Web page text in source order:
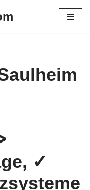
✓